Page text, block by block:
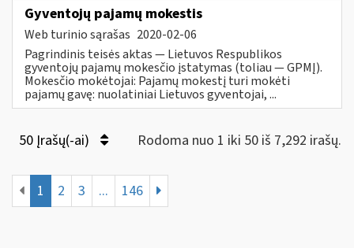
Gyventojų pajamų mokestis
Web turinio sąrašas 2020-02-06
Pagrindinis teisės aktas — Lietuvos Respublikos
gyventojų pajamų mokesčio įstatymas (toliau — GPMĮ).
Mokesčio mokėtojai: Pajamų mokestį turi mokėti
pajamų gavę: nuolatiniai Lietuvos gyventojai, ...
50 Įrašų(-ai) Rodoma nuo 1 iki 50 iš 7,292 irašų.
1 2 3 ... 146